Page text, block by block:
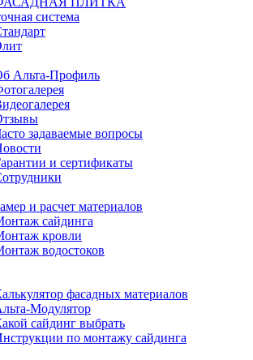
система
Альта-Профиль
задаваемые вопросы
и сертификаты
и расчет материалов
сайдинга
кровли
водостоков
фасадных материалов
Модулятор
сайдинг выбрать
по монтажу сайдинга